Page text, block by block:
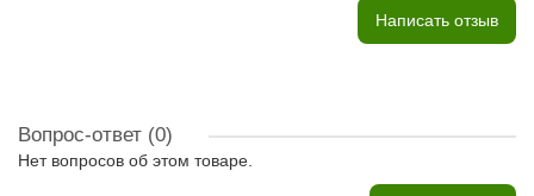
Написать отзыв
Вопрос-ответ (0)
Нет вопросов об этом товаре.